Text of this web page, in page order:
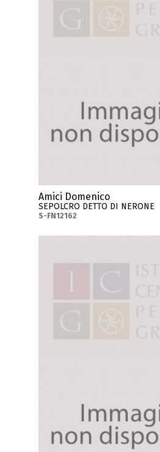
Amici Domenico
SEPOLCRO DETTO DI NERONE
S-FN12162